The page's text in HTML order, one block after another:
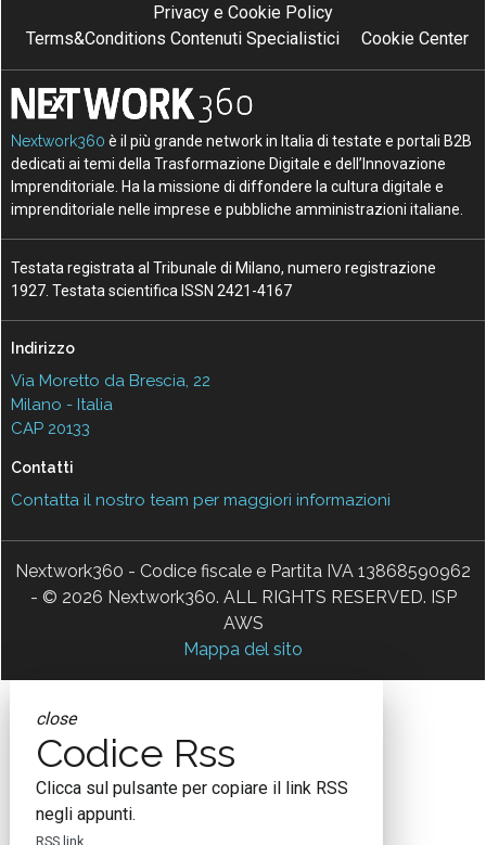
Privacy e Cookie Policy
Terms&Conditions Contenuti Specialistici
Cookie Center
Nextwork360 è il più grande network in Italia di testate e portali B2B
dedicati ai temi della Trasformazione Digitale e dell’Innovazione
Imprenditoriale. Ha la missione di diffondere la cultura digitale e
imprenditoriale nelle imprese e pubbliche amministrazioni italiane.
Testata registrata al Tribunale di Milano, numero registrazione
1927. Testata scientifica ISSN 2421-4167
Indirizzo
Via Moretto da Brescia, 22
Milano - Italia
CAP 20133
Contatti
Contatta il nostro team per maggiori informazioni
Nextwork360 - Codice fiscale e Partita IVA 13868590962
- © 2026 Nextwork360. ALL RIGHTS RESERVED. ISP
AWS
Mappa del sito
close
Codice Rss
Clicca sul pulsante per copiare il link RSS
negli appunti.
RSS link